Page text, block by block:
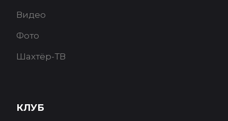
Видео
Фото
Шахтёр-ТВ
КЛУБ